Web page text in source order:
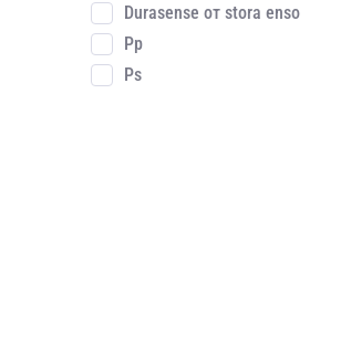
Durasense от stora enso
Pp
Ps